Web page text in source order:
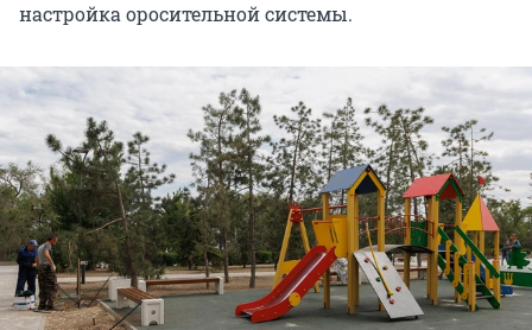
настройка оросительной системы.